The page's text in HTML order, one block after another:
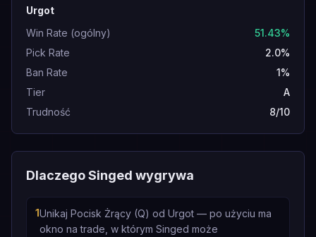
Urgot
Win Rate (ogólny)
51.43%
Pick Rate
2.0%
Ban Rate
1%
Tier
A
Trudność
8/10
Dlaczego Singed wygrywa
1Unikaj Pocisk Żrący (Q) od Urgot — po użyciu ma
okno na trade, w którym Singed może